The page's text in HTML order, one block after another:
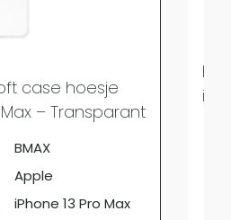
case hoesje
– Transparant
BMAX
Apple
iPhone 13 Pro Max